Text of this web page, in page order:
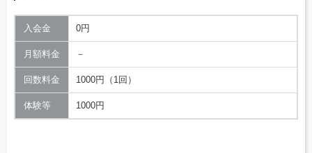
入会金 0円
月額料金 －
回数料金 1000円（1回）
体験等 1000円